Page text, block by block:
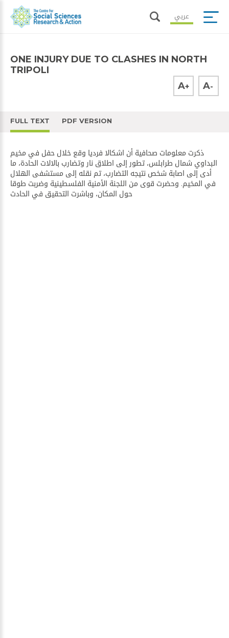
عربي
ONE INJURY DUE TO CLASHES IN NORTH
TRIPOLI
A+ A-
FULL TEXT PDF VERSION
ذكرت معلومات صحافية أن اشكالا فرديا وقع خلال حفل في ​مخيم
البداوي​ شمال طرابلس، تطور إلى ​اطلاق نار​ وتضارب بالالات الحادة، ما
أدى إلى اصابة شخص نتيجه التضارب، تم نقله إلى مستشفى الهلال
في المخيم. وحضرت قوى من ​اللجنة الأمنية الفلسطينية​ وضربت طوقا
حول المكان، وباشرت التحقيق في الحادث